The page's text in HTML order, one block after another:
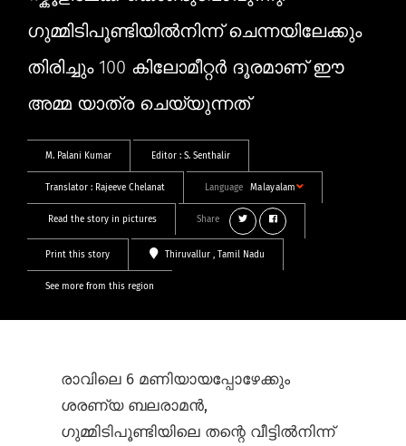
ഗുമ്മിടിപൂണ്ടിയിൽനിന്ന് ചെന്നയിലേക്കും
തിരിച്ചും 100 കിലോമീറ്റർ ദൂരമാണ് ഈ
അമ്മ യാത്ര ചെയ്യുന്നത്
M. Palani Kumar Editor : S. Senthalir
Translator : Rajeeve Chelanat Language Malayalam
Read the story in pictures Share
Print this story Thiruvallur , Tamil Nadu
See more from this region
രാവിലെ 6 മണിയായപ്പോഴേക്കും
ശരണ്യ ബലരാമൻ,
ഗുമ്മിടിപൂണ്ടിയിലെ തന്റെ വീട്ടിൽനിന്ന്